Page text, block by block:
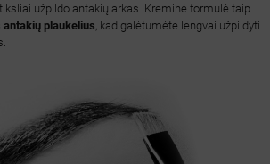
užpildo antakių arkas. Kreminė formulė taip
plaukelius , kad galėtumėte lengvai užpildyti